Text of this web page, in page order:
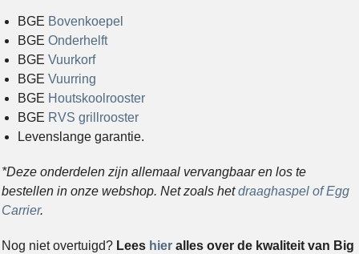
BGE Bovenkoepel
BGE Onderhelft
BGE Vuurkorf
BGE Vuurring
BGE Houtskoolrooster
BGE RVS grillrooster
Levenslange garantie.
*Deze onderdelen zijn allemaal vervangbaar en los te
bestellen in onze webshop. Net zoals hetdraaghaspel of Egg
Carrier.
Nog niet overtuigd? Lees hier alles over de kwaliteit van Big